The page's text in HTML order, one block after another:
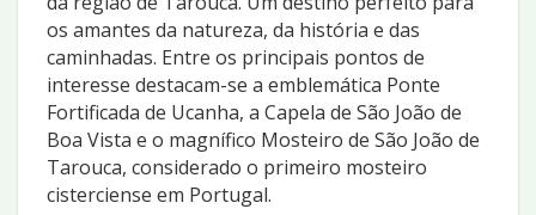
os amantes da natureza, da história e das
caminhadas. Entre os principais pontos de
interesse destacam-se a emblemática Ponte
Fortificada de Ucanha, a Capela de São João de
Boa Vista e o magnífico Mosteiro de São João de
Tarouca, considerado o primeiro mosteiro
cisterciense em Portugal.